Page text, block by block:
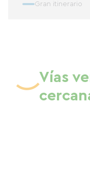
Gran itinerario
Vías